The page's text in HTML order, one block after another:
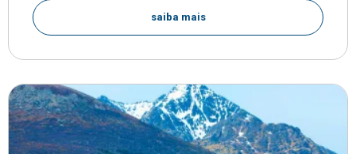
saiba mais